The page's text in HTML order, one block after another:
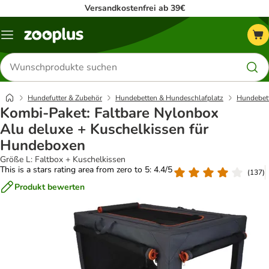
Versandkostenfrei ab 39€
Menü
Produkte
suchen
Hundefutter & Zubehör Hundebetten & Hundeschlafplatz
Kombi-Paket: Faltbare Nylonbox
Alu deluxe + Kuschelkissen für
Hundeboxen
Größe L: Faltbox + Kuschelkissen
This is a stars rating area from zero to 5: 4.4/5
(137)
Produkt bewerten